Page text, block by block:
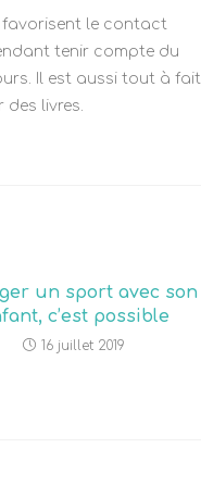
favorisent le contact
tenir compte du
Il est aussi tout à fait
livres.
un sport avec son
c’est possible
16 juillet 2019